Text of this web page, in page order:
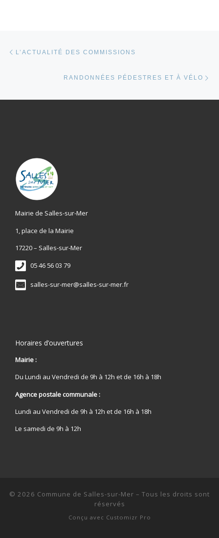
L’ACTUALITÉ DES COMMISSIONS
RANDONNÉES PÉDESTRES ET À VÉLO
Mairie de Salles-sur-Mer
1, place de la Mairie
17220 – Salles-sur-Mer
05 46 56 03 79
salles-sur-mer@salles-sur-mer.fr
Horaires d’ouvertures
Mairie :
Du Lundi au Vendredi de 9h à 12h et de 16h à 18h
Agence postale communale :
Lundi au Vendredi de 9h à 12h et de 16h à 18h
Le samedi de 9h à 12h
© 2026 Commune de Salles-sur-Mer – Tous les droits sont
réservés
Conçu avec Customizr Pro